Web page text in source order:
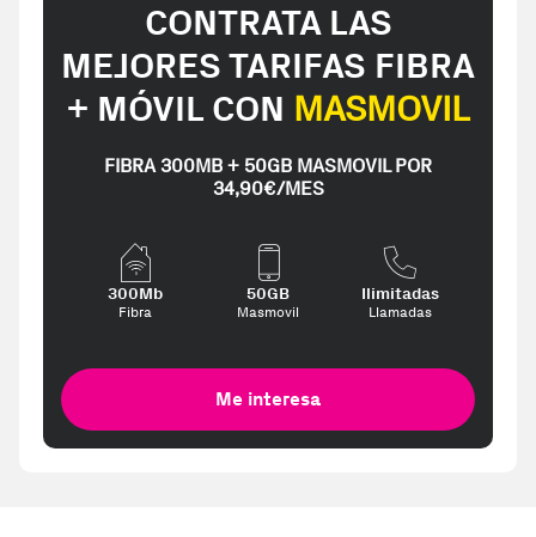
CONTRATA LAS
MEJORES TARIFAS FIBRA
+ MÓVIL CON MASMOVIL
FIBRA 300MB + 50GB MASMOVIL POR
34,90€/MES
300Mb
Fibra
50GB
Masmovil
Ilimitadas
Llamadas
Me interesa